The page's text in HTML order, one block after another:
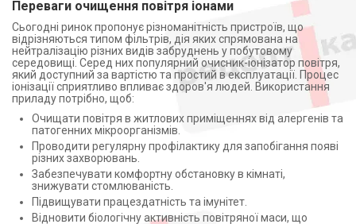
Переваги очищення повітря іонами
Сьогодні ринок пропонує різноманітність пристроїв, що
відрізняються типом фільтрів, дія яких спрямована на
нейтралізацію різних видів забруднень у побутовому
середовищі. Серед них популярний очисник-іонізатор повітря,
який доступний за вартістю та простий в експлуатації. Процес
іонізації сприятливо впливає здоров'я людей. Використання
приладу потрібно, щоб:
Очищати повітря в житлових приміщеннях від алергенів та
патогенних мікроорганізмів.
Проводити регулярну профілактику для запобігання появі
різних захворювань.
Забезпечувати комфортну обстановку в кімнаті,
знижувати стомлюваність.
Підвищувати працездатність та імунітет.
Відновити біологічну активність повітряної маси, що